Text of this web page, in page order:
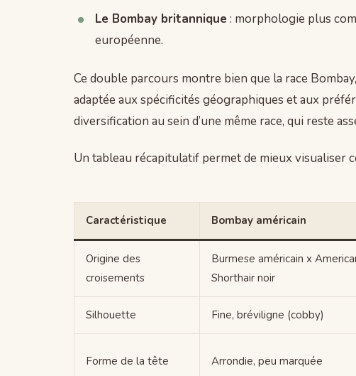
Le Bombay britannique : morphologie plus
européenne.
Ce double parcours montre bien que la race
adaptée aux spécificités géographiques et aux
diversification au sein d’une même race, qui reste
Un tableau récapitulatif permet de mieux visualiser
Caractéristique Bombay américain
Origine des
croisements
Burmese américain x
Shorthair noir
Silhouette Fine, bréviligne (cobby)
Forme de la tête Arrondie, peu marquée